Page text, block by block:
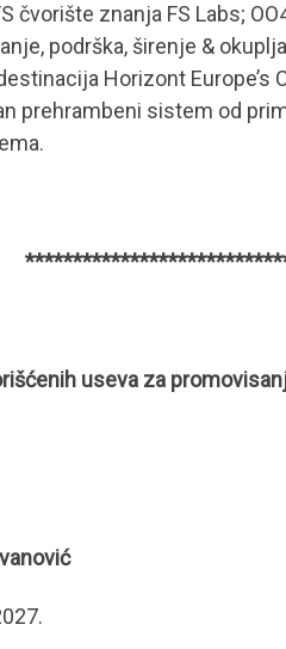
čvorište znanja FS Labs;
podrška, širenje &
Horizont
prehrambeni sistem od
useva za